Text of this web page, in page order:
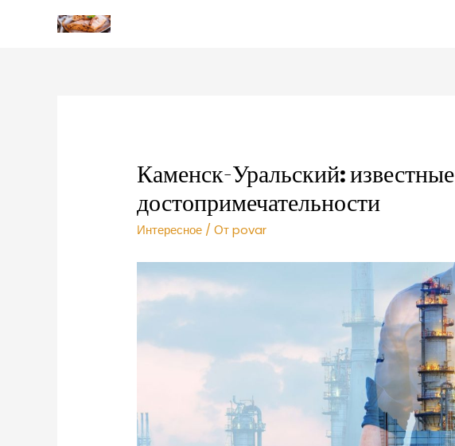
Каменск-Уральский: известные
достопримечательности
Интересное / Отpovar